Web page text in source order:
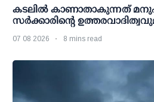
കടലിൽ കാണാതാകുന്നത്
സർക്കാരിന്റെ
07 08 2026 8 mins read